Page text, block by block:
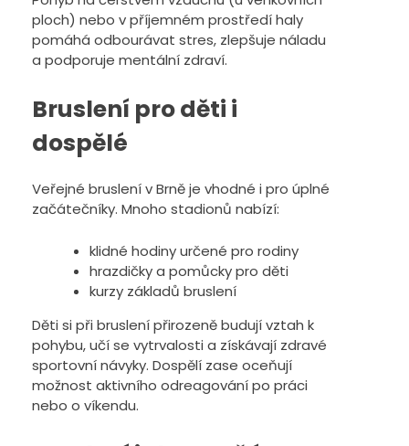
ploch) nebo v příjemném prostředí haly
pomáhá odbourávat stres, zlepšuje náladu
a podporuje mentální zdraví.
Bruslení pro děti i
dospělé
Veřejné bruslení v Brně je vhodné i pro úplné
začátečníky. Mnoho stadionů nabízí:
klidné hodiny určené pro rodiny
hrazdičky a pomůcky pro děti
kurzy základů bruslení
Děti si při bruslení přirozeně budují vztah k
pohybu, učí se vytrvalosti a získávají zdravé
sportovní návyky. Dospělí zase oceňují
možnost aktivního odreagování po práci
nebo o víkendu.